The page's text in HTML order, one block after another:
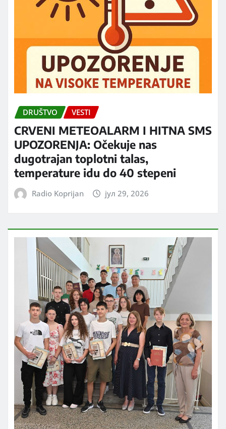
DRUŠTVO VESTI
CRVENI METEOALARM I HITNA SMS
UPOZORENJA: Očekuje nas
dugotrajan toplotni talas,
temperature idu do 40 stepeni
Radio Koprijan јул 29, 2026